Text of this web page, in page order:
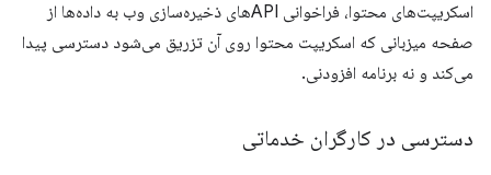
اسکریپت‌های محتوا، فراخوانی APIهای ذخیره‌سازی وب به داده‌ها از
صفحه میزبانی که اسکریپت محتوا روی آن تزریق می‌شود دسترسی پیدا
می‌کند و نه برنامه افزودنی.
دسترسی در کارگران خدماتی